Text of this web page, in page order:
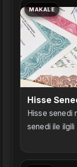
MAKALE
Hisse
Hisse senedi
senedi ile